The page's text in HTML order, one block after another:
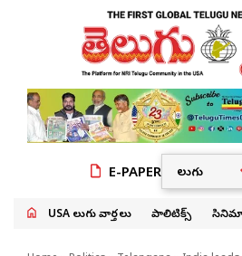
E-PAPER
USA తెలుగు వార్తలు పాలిటిక్స్